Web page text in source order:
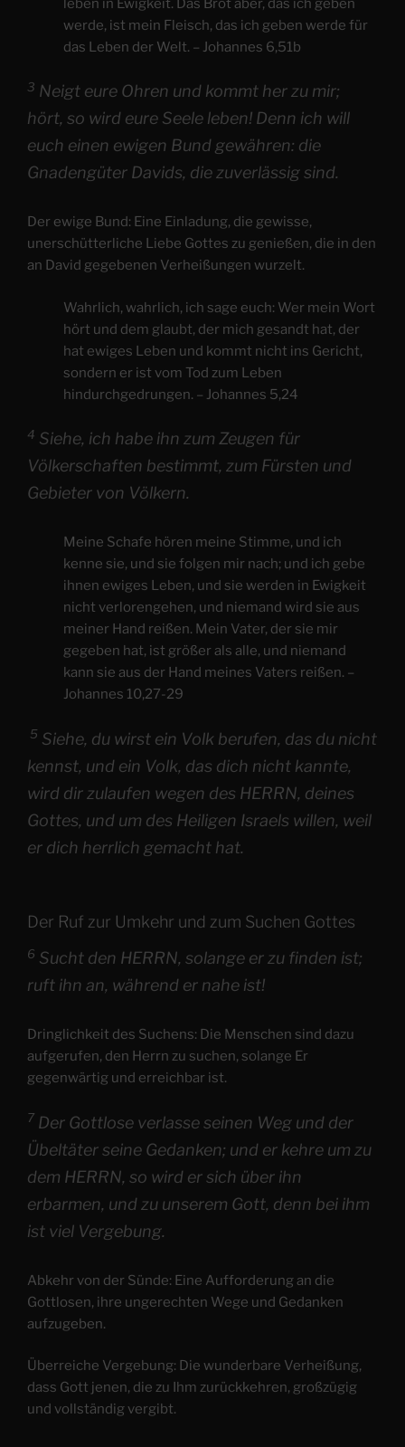
leben in Ewigkeit. Das Brot aber, das ich geben
werde, ist mein Fleisch, das ich geben werde für
das Leben der Welt. – Johannes 6,51b
3 Neigt eure Ohren und kommt her zu mir;
hört, so wird eure Seele leben! Denn ich will
euch einen ewigen Bund gewähren: die
Gnadengüter Davids, die zuverlässig sind.
Der ewige Bund: Eine Einladung, die gewisse,
unerschütterliche Liebe Gottes zu genießen, die in den
an David gegebenen Verheißungen wurzelt.
Wahrlich, wahrlich, ich sage euch: Wer mein Wort
hört und dem glaubt, der mich gesandt hat, der
hat ewiges Leben und kommt nicht ins Gericht,
sondern er ist vom Tod zum Leben
hindurchgedrungen. – Johannes 5,24
4 Siehe, ich habe ihn zum Zeugen für
Völkerschaften bestimmt, zum Fürsten und
Gebieter von Völkern.
Meine Schafe hören meine Stimme, und ich
kenne sie, und sie folgen mir nach; und ich gebe
ihnen ewiges Leben, und sie werden in Ewigkeit
nicht verlorengehen, und niemand wird sie aus
meiner Hand reißen. Mein Vater, der sie mir
gegeben hat, ist größer als alle, und niemand
kann sie aus der Hand meines Vaters reißen. –
Johannes 10,27-29
5 Siehe, du wirst ein Volk berufen, das du nicht
kennst, und ein Volk, das dich nicht kannte,
wird dir zulaufen wegen des HERRN, deines
Gottes, und um des Heiligen Israels willen, weil
er dich herrlich gemacht hat.
Der Ruf zur Umkehr und zum Suchen Gottes
6 Sucht den HERRN, solange er zu finden ist;
ruft ihn an, während er nahe ist!
Dringlichkeit des Suchens: Die Menschen sind dazu
aufgerufen, den Herrn zu suchen, solange Er
gegenwärtig und erreichbar ist.
7 Der Gottlose verlasse seinen Weg und der
Übeltäter seine Gedanken; und er kehre um zu
dem HERRN, so wird er sich über ihn
erbarmen, und zu unserem Gott, denn bei ihm
ist viel Vergebung.
Abkehr von der Sünde: Eine Aufforderung an die
Gottlosen, ihre ungerechten Wege und Gedanken
aufzugeben.
Überreiche Vergebung: Die wunderbare Verheißung,
dass Gott jenen, die zu Ihm zurückkehren, großzügig
und vollständig vergibt.